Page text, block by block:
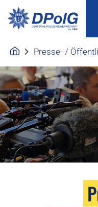
Presse- /